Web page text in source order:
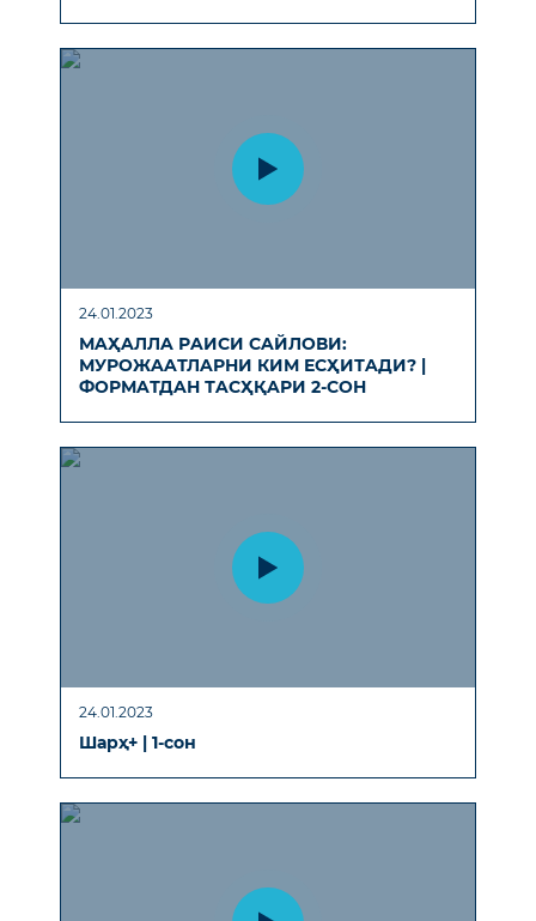
24.01.2023
МAҲAЛЛA РAИСИ СAЙЛОВИ:
МУРОЖAAТЛAРНИ КИМ ЕСҲИТAДИ? |
ФОРМAТДAН ТAСҲҚAРИ 2-СОН
24.01.2023
Шарҳ+ | 1-сон